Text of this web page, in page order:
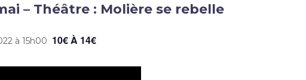
– Théâtre : Molière se rebelle
à 15h00 10€ À 14€